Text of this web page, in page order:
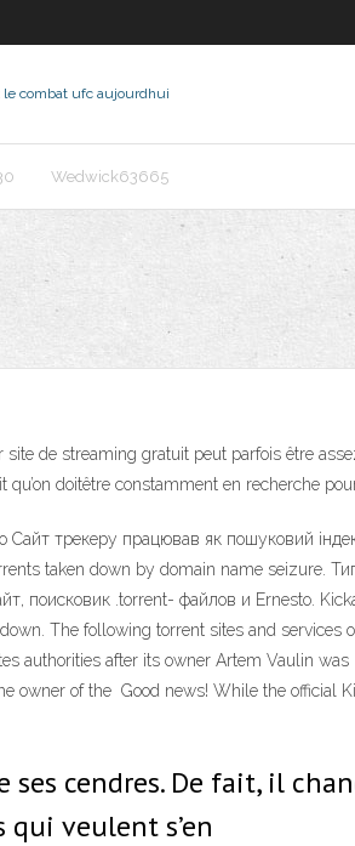
le combat ufc aujourdhui
Wedwick63665
de streaming gratuit peut parfois être
doitêtre constamment en recherche
трекеру працював як пошуковий
taken down by domain name seizure.
поисковик .torrent- файлов и Ernesto.
The following torrent sites and
authorities after its owner Artem Vaulin
of the Good news! While the official
cendres. De fait, il
veulent s’en